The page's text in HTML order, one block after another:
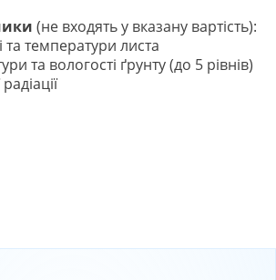
(не входять у вказану вартість):
та температури листа
та вологості ґрунту (до 5 рівнів)